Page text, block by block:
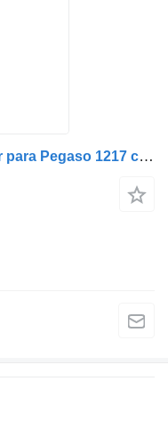
Pegaso 9100/55V1 158271 motor para Pegaso 1217 camión